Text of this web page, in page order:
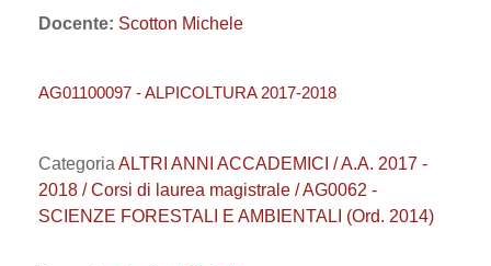
Docente: Scotton Michele
AG01100097 - ALPICOLTURA 2017-2018
Categoria ALTRI ANNI ACCADEMICI / A.A. 2017 -
2018 / Corsi di laurea magistrale / AG0062 -
SCIENZE FORESTALI E AMBIENTALI (Ord. 2014)